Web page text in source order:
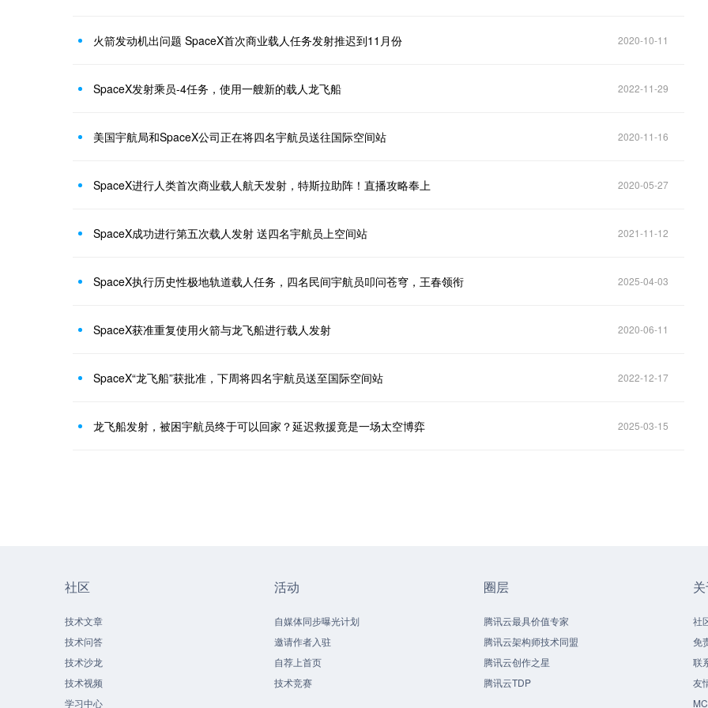
火箭发动机出问题 SpaceX首次商业载人任务发射推迟到11月份 2020-10-11
SpaceX发射乘员-4任务，使用一艘新的载人龙飞船 2022-11-29
美国宇航局和SpaceX公司正在将四名宇航员送往国际空间站 2020-11-16
SpaceX进行人类首次商业载人航天发射，特斯拉助阵！直播攻略奉上 2020-05-27
SpaceX成功进行第五次载人发射 送四名宇航员上空间站 2021-11-12
SpaceX执行历史性极地轨道载人任务，四名民间宇航员叩问苍穹，王春领衔 2025-04-03
SpaceX获准重复使用火箭与龙飞船进行载人发射 2020-06-11
SpaceX“龙飞船”获批准，下周将四名宇航员送至国际空间站 2022-12-17
龙飞船发射，被困宇航员终于可以回家？延迟救援竟是一场太空博弈 2025-03-15
社区
技术文章
技术问答
技术沙龙
技术视频
学习中心
活动
自媒体同步曝光计划
邀请作者入驻
自荐上首页
技术竞赛
圈层
腾讯云最具价值专家
腾讯云架构师技术同盟
腾讯云创作之星
腾讯云TDP
社
免
联
友